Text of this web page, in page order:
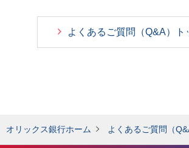
よくあるご質問（Q&A）ト
オリックス銀行ホーム よくあるご質問（